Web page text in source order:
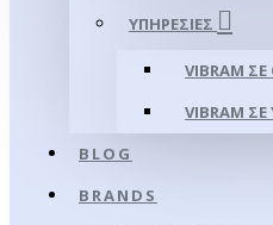
ΥΠΗΡΕΣΊΕΣ
VIBRAM
VIBRAM
BLOG
BRANDS